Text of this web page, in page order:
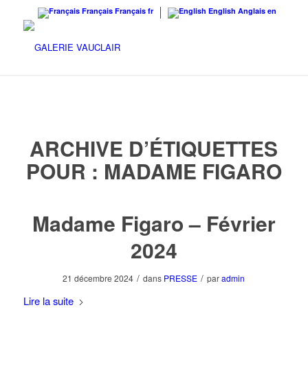
Français Français fr English Anglais en
ARCHIVE D’ÉTIQUETTES
POUR : MADAME FIGARO
Madame Figaro – Février
2024
21 décembre 2024 / dans PRESSE / paradmin
Lire la suite